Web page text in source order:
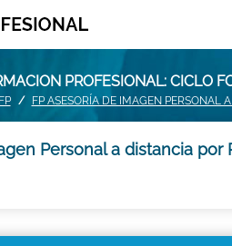
PROFESIONAL: CICLO
FP FP ASESORÍA DE IMAGEN PERSONAL
Personal a distancia por